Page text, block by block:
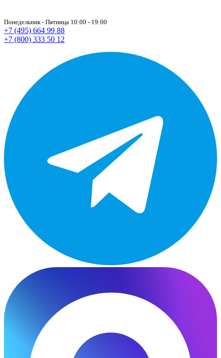
Понедельник - Пятница 10:00 - 19:00
+7 (495) 664 99 88
+7 (800) 333 50 12